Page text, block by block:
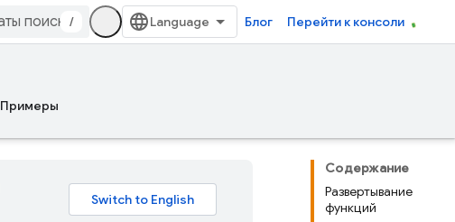
/ Блог Перейти к консоли
Примеры
Содержание
Развертывание
функций